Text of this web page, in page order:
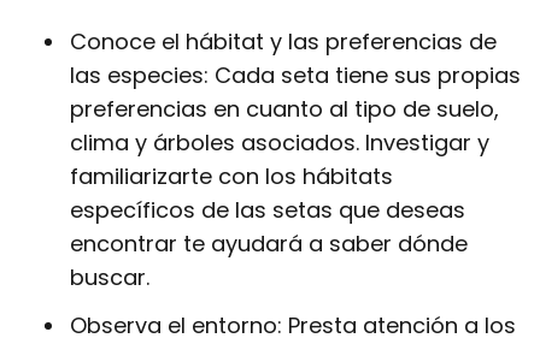
Conoce el hábitat y las preferencias de
las especies: Cada seta tiene sus propias
preferencias en cuanto al tipo de suelo,
clima y árboles asociados. Investigar y
familiarizarte con los hábitats
específicos de las setas que deseas
encontrar te ayudará a saber dónde
buscar.
Observa el entorno: Presta atención a los